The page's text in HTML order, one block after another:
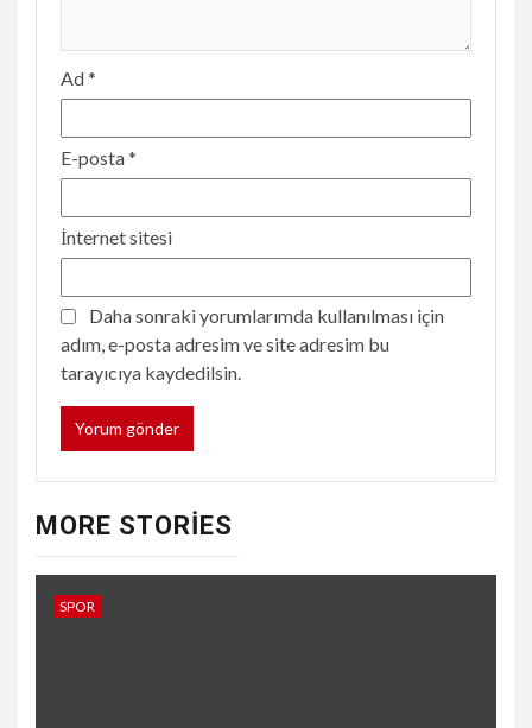
Ad*
E-posta*
İnternet sitesi
Daha sonraki yorumlarımda kullanılması için
adım, e-posta adresim ve site adresim bu
tarayıcıya kaydedilsin.
MORE STORIES
SPOR